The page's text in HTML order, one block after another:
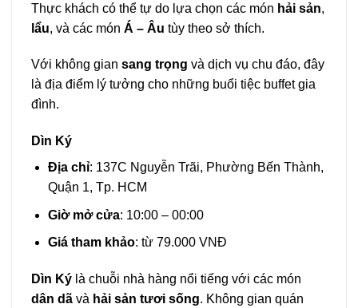
Thực khách có thể tự do lựa chọn các món hải sản,
lẩu, và các món Á – Âu tùy theo sở thích.
Với không gian sang trọng và dịch vụ chu đáo, đây
là địa điểm lý tưởng cho những buổi tiệc buffet gia
đình.
Dìn Ký
Địa chỉ: 137C Nguyễn Trãi, Phường Bến Thành,
Quận 1, Tp. HCM
Giờ mở cửa: 10:00 – 00:00
Giá tham khảo: từ 79.000 VNĐ
Dìn Ký là chuỗi nhà hàng nổi tiếng với các món
dân dã và hải sản tươi sống. Không gian quán